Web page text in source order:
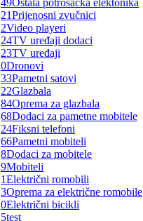
49Ostala potrošačka elektonika
21Prijenosni zvučnici
2Video playeri
24TV uređaji dodaci
23TV uređaji
0Dronovi
33Pametni satovi
22Glazbala
84Oprema za glazbala
68Dodaci za pametne mobitele
24Fiksni telefoni
66Pametni mobiteli
8Dodaci za mobitele
9Mobiteli
1Električni romobili
3Oprema za električne romobile
0Električni bicikli
5test